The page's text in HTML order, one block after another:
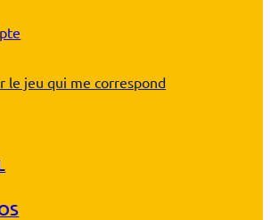
le jeu qui me correspond